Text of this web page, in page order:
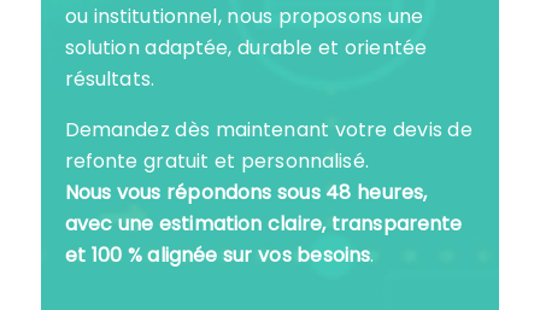
ou institutionnel, nous proposons une
solution adaptée, durable et orientée
résultats.
Demandez dès maintenant votre devis de
refonte gratuit et personnalisé.
Nous vous répondons sous 48 heures,
avec une estimation claire, transparente
et 100 % alignée sur vos besoins.